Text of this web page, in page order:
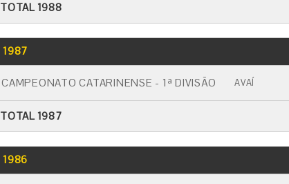
TOTAL 1988
1987
CAMPEONATO CATARINENSE - 1ª DIVISÃO AVAÍ
TOTAL 1987
1986